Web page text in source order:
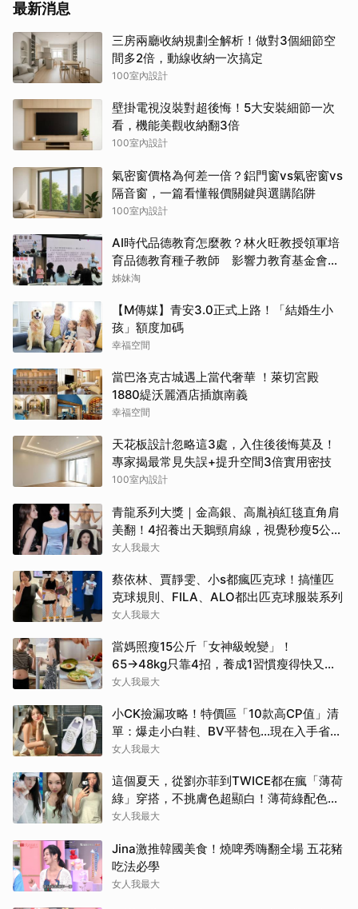
最新消息
三房兩廳收納規劃全解析！做對3個細節空
間多2倍，動線收納一次搞定
100室內設計
壁掛電視沒裝對超後悔！5大安裝細節一次
看，機能美觀收納翻3倍
100室內設計
氣密窗價格為何差一倍？鋁門窗vs氣密窗vs
隔音窗，一篇看懂報價關鍵與選購陷阱
100室內設計
AI時代品德教育怎麼教？林火旺教授領軍培
育品德教育種子教師 影響力教育基金會攜
手新生代基金會
姊妹淘
【M傳媒】青安3.0正式上路！「結婚生小
孩」額度加碼
幸福空間
當巴洛克古城遇上當代奢華 ！萊切宮殿
1880緹沃麗酒店插旗南義
幸福空間
天花板設計忽略這3處，入住後後悔莫及！
專家揭最常見失誤+提升空間3倍實用密技
100室內設計
青龍系列大獎｜金高銀、高胤禎紅毯直角肩
美翻！4招養出天鵝頸肩線，視覺秒瘦5公
斤！
女人我最大
蔡依林、賈靜雯、小s都瘋匹克球！搞懂匹
克球規則、FILA、ALO都出匹克球服裝系列
女人我最大
當媽照瘦15公斤「女神級蛻變」！
65→48kg只靠4招，養成1習慣瘦得快又不
復胖
女人我最大
小CK撿漏攻略！特價區「10款高CP值」清
單：爆走小白鞋、BV平替包…現在入手省一
筆
女人我最大
這個夏天，從劉亦菲到TWICE都在瘋「薄荷
綠」穿搭，不挑膚色超顯白！薄荷綠配色公
開
女人我最大
Jina激推韓國美食！燒啤秀嗨翻全場 五花豬
吃法必學
女人我最大